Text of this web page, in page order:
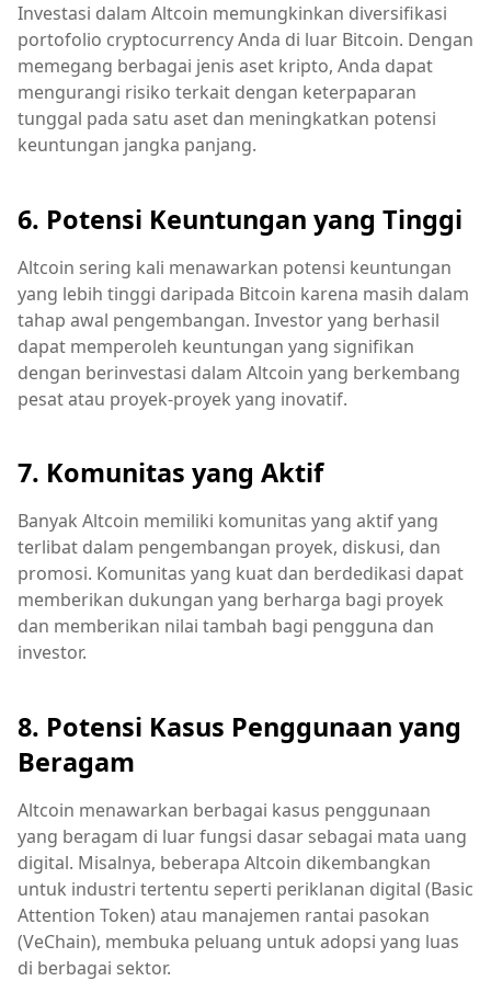
Investasi dalam Altcoin memungkinkan diversifikasi
portofolio cryptocurrency Anda di luar Bitcoin. Dengan
memegang berbagai jenis aset kripto, Anda dapat
mengurangi risiko terkait dengan keterpaparan
tunggal pada satu aset dan meningkatkan potensi
keuntungan jangka panjang.
6. Potensi Keuntungan yang Tinggi
Altcoin sering kali menawarkan potensi keuntungan
yang lebih tinggi daripada Bitcoin karena masih dalam
tahap awal pengembangan. Investor yang berhasil
dapat memperoleh keuntungan yang signifikan
dengan berinvestasi dalam Altcoin yang berkembang
pesat atau proyek-proyek yang inovatif.
7. Komunitas yang Aktif
Banyak Altcoin memiliki komunitas yang aktif yang
terlibat dalam pengembangan proyek, diskusi, dan
promosi. Komunitas yang kuat dan berdedikasi dapat
memberikan dukungan yang berharga bagi proyek
dan memberikan nilai tambah bagi pengguna dan
investor.
8. Potensi Kasus Penggunaan yang
Beragam
Altcoin menawarkan berbagai kasus penggunaan
yang beragam di luar fungsi dasar sebagai mata uang
digital. Misalnya, beberapa Altcoin dikembangkan
untuk industri tertentu seperti periklanan digital (Basic
Attention Token) atau manajemen rantai pasokan
(VeChain), membuka peluang untuk adopsi yang luas
di berbagai sektor.